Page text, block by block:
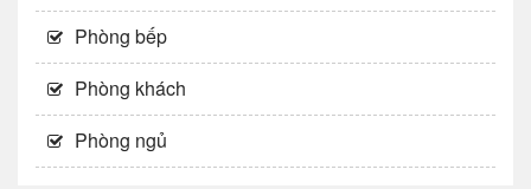
Phòng bếp
Phòng khách
Phòng ngủ